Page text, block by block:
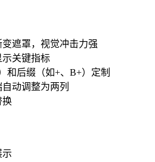
遮罩，视觉冲击力强
关键指标
和后缀（如+、B+）定制
动调整为两列
换
示